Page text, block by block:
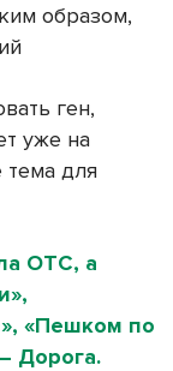
образом,
ген,
уже на
тема для
ОТС, а
«Пешком по
Дорога.